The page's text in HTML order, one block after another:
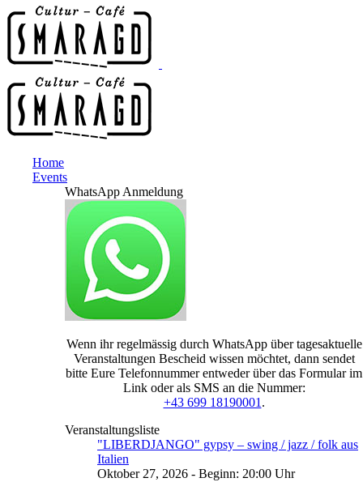
Home
Events
WhatsApp Anmeldung
Wenn ihr regelmässig durch WhatsApp über tagesaktuelle
Veranstaltungen Bescheid wissen möchtet, dann sendet
bitte Eure Telefonnummer entweder über das Formular im
Link oder als SMS an die Nummer:
+43 699 18190001 .
Veranstaltungsliste
"LIBERDJANGO" gypsy – swing / jazz / folk aus
Italien
Oktober 27, 2026 - Beginn: 20:00 Uhr